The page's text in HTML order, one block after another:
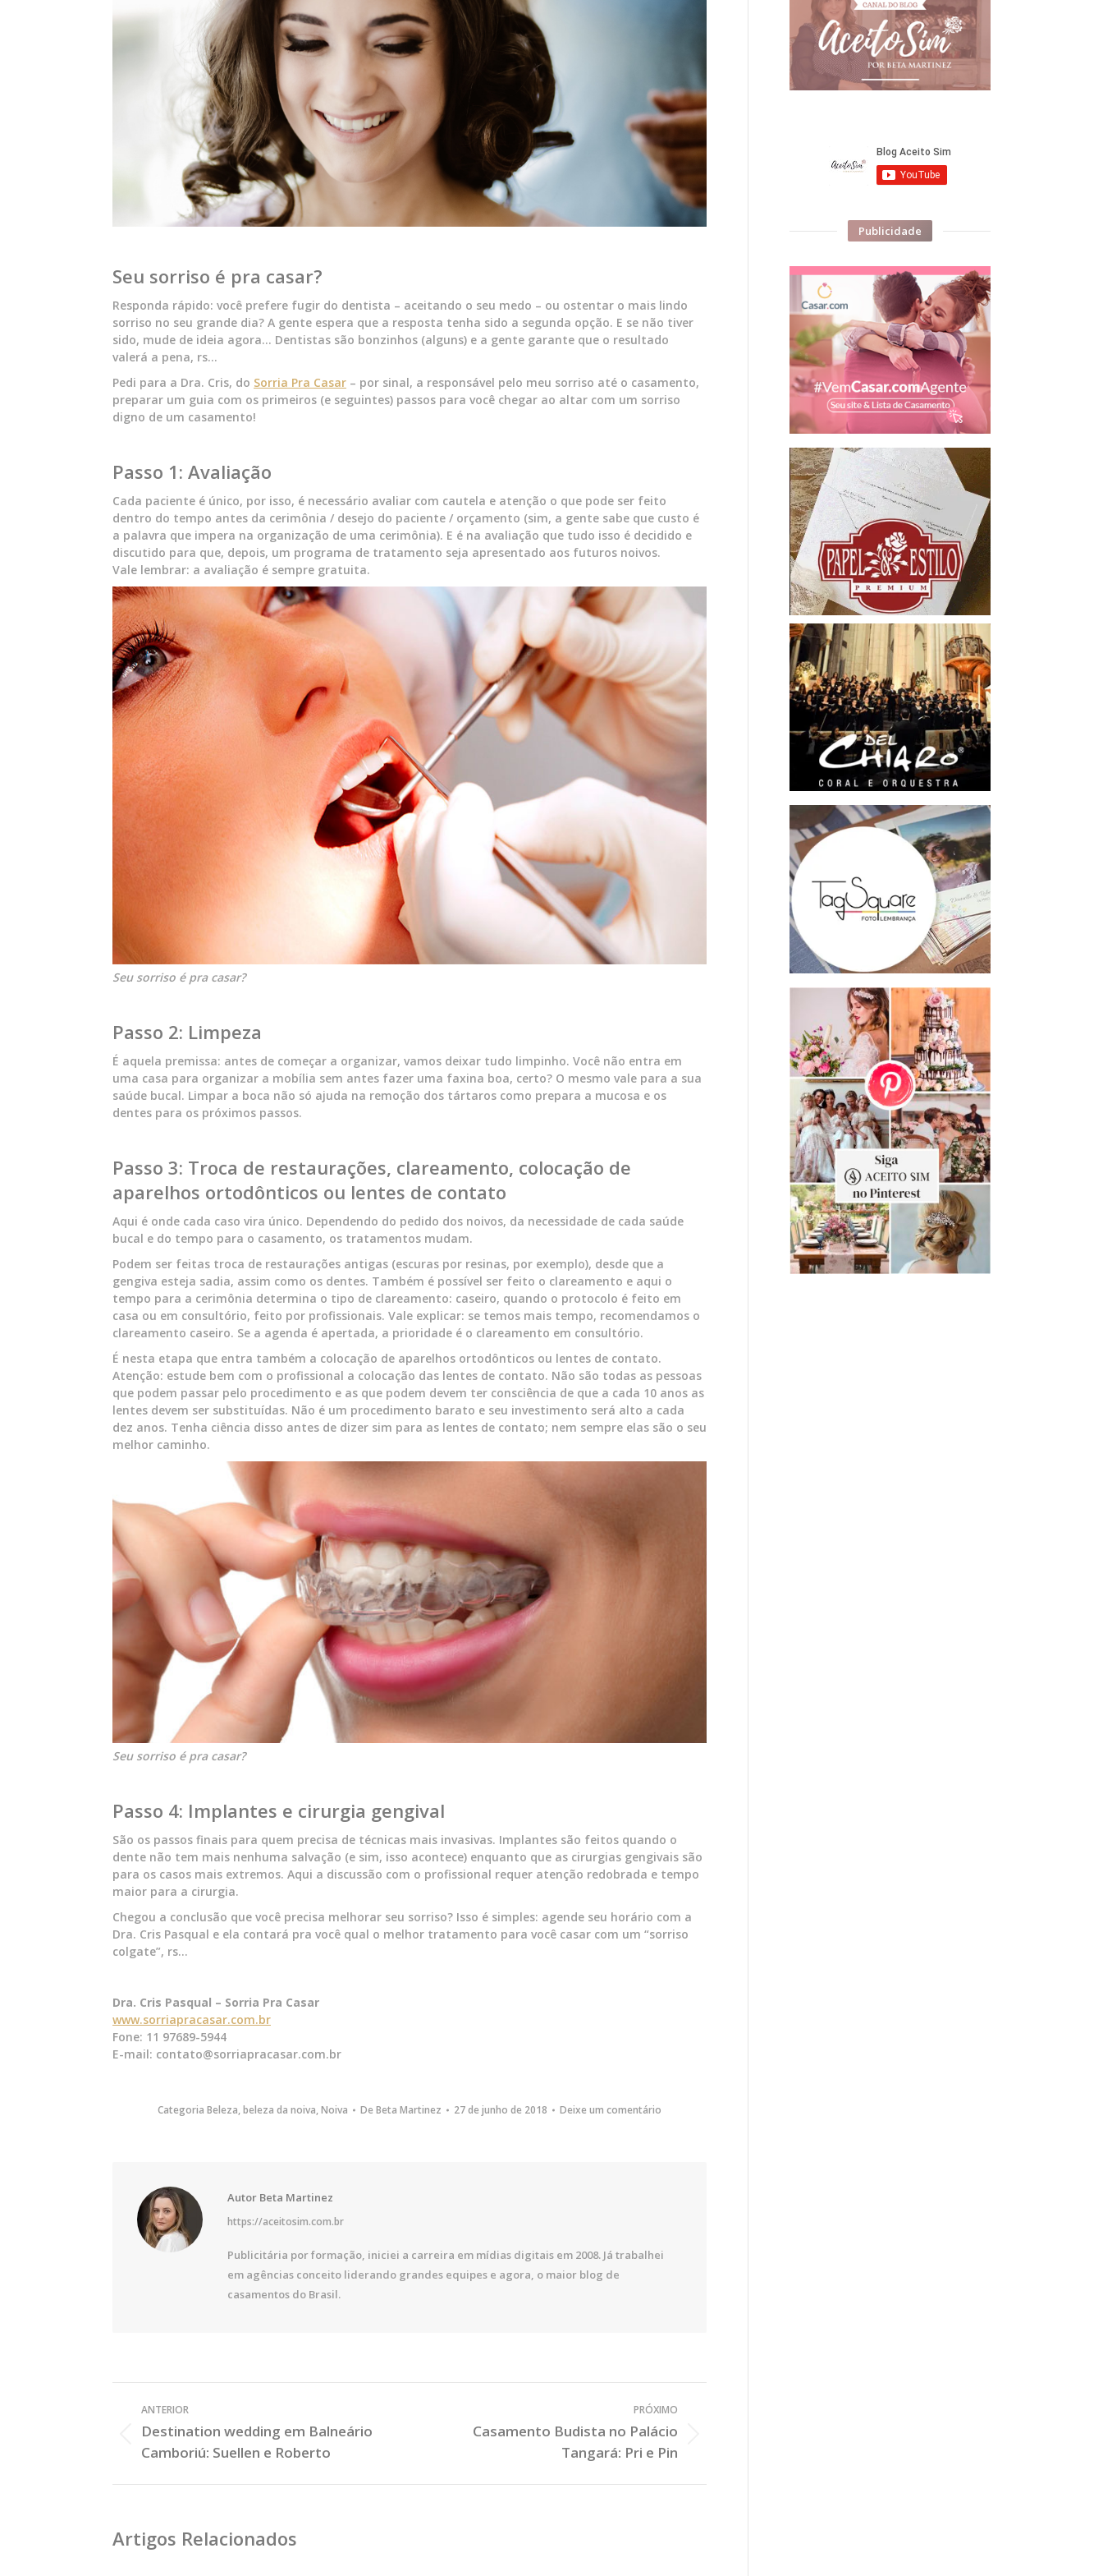
Seu sorriso é pra casar?
Responda rápido: você prefere fugir do dentista – aceitando o seu medo – ou ostentar o mais lindo
sorriso no seu grande dia? A gente espera que a resposta tenha sido a segunda opção. E se não tiver
sido, mude de ideia agora… Dentistas são bonzinhos (alguns) e a gente garante que o resultado
valerá a pena, rs…
Pedi para a Dra. Cris, do Sorria Pra Casar – por sinal, a responsável pelo meu sorriso até o casamento,
preparar um guia com os primeiros (e seguintes) passos para você chegar ao altar com um sorriso
digno de um casamento!
Passo 1: Avaliação
Cada paciente é único, por isso, é necessário avaliar com cautela e atenção o que pode ser feito
dentro do tempo antes da cerimônia / desejo do paciente / orçamento (sim, a gente sabe que custo é
a palavra que impera na organização de uma cerimônia). E é na avaliação que tudo isso é decidido e
discutido para que, depois, um programa de tratamento seja apresentado aos futuros noivos.
Vale lembrar: a avaliação é sempre gratuita.
Seu sorriso é pra casar?
Passo 2: Limpeza
É aquela premissa: antes de começar a organizar, vamos deixar tudo limpinho. Você não entra em
uma casa para organizar a mobília sem antes fazer uma faxina boa, certo? O mesmo vale para a sua
saúde bucal. Limpar a boca não só ajuda na remoção dos tártaros como prepara a mucosa e os
dentes para os próximos passos.
Passo 3: Troca de restaurações, clareamento, colocação de
aparelhos ortodônticos ou lentes de contato
Aqui é onde cada caso vira único. Dependendo do pedido dos noivos, da necessidade de cada saúde
bucal e do tempo para o casamento, os tratamentos mudam.
Podem ser feitas troca de restaurações antigas (escuras por resinas, por exemplo), desde que a
gengiva esteja sadia, assim como os dentes. Também é possível ser feito o clareamento e aqui o
tempo para a cerimônia determina o tipo de clareamento: caseiro, quando o protocolo é feito em
casa ou em consultório, feito por profissionais. Vale explicar: se temos mais tempo, recomendamos o
clareamento caseiro. Se a agenda é apertada, a prioridade é o clareamento em consultório.
É nesta etapa que entra também a colocação de aparelhos ortodônticos ou lentes de contato.
Atenção: estude bem com o profissional a colocação das lentes de contato. Não são todas as pessoas
que podem passar pelo procedimento e as que podem devem ter consciência de que a cada 10 anos as
lentes devem ser substituídas. Não é um procedimento barato e seu investimento será alto a cada
dez anos. Tenha ciência disso antes de dizer sim para as lentes de contato; nem sempre elas são o seu
melhor caminho.
Seu sorriso é pra casar?
Passo 4: Implantes e cirurgia gengival
São os passos finais para quem precisa de técnicas mais invasivas. Implantes são feitos quando o
dente não tem mais nenhuma salvação (e sim, isso acontece) enquanto que as cirurgias gengivais são
para os casos mais extremos. Aqui a discussão com o profissional requer atenção redobrada e tempo
maior para a cirurgia.
Chegou a conclusão que você precisa melhorar seu sorriso? Isso é simples: agende seu horário com a
Dra. Cris Pasqual e ela contará pra você qual o melhor tratamento para você casar com um “sorriso
colgate”, rs…
Dra. Cris Pasqual – Sorria Pra Casar
www.sorriapracasar.com.br
Fone: 11 97689-5944
E-mail: contato@sorriapracasar.com.br
Categoria Beleza,beleza da noiva,Noiva De Beta Martinez 27 de junho de 2018 Deixe um comentário
Autor Beta Martinez
https://aceitosim.com.br
Publicitária por formação, iniciei a carreira em mídias digitais em 2008. Já trabalhei
em agências conceito liderando grandes equipes e agora, o maior blog de
casamentos do Brasil.
Posts
ANTERIOR
Post
Anterior:
Destination wedding em Balneário
Camboriú: Suellen e Roberto
PRÓXIMO
Próximo
Casamento Budista no Palácio
Tangará: Pri e Pin
Artigos Relacionados
Publicidade